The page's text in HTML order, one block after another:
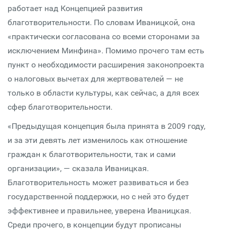
работает над Концепцией развития
благотворительности. По словам Иваницкой, она
«практически согласована со всеми сторонами за
исключением Минфина». Помимо прочего там есть
пункт о необходимости расширения законопроекта
о налоговых вычетах для жертвователей — не
только в области культуры, как сейчас, а для всех
сфер благотворительности.
«Предыдущая концепция была принята в 2009 году,
и за эти девять лет изменилось как отношение
граждан к благотворительности, так и сами
организации», — сказала Иваницкая.
Благотворительность может развиваться и без
государственной поддержки, но с ней это будет
эффективнее и правильнее, уверена Иваницкая.
Среди прочего, в концепции будут прописаны